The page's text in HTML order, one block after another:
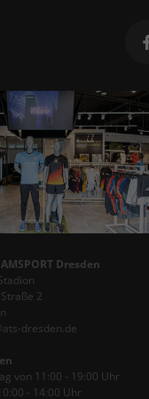
Dresden
2
dresden.de
von 11:00 - 19:00 Uhr
- 14:00 Uhr